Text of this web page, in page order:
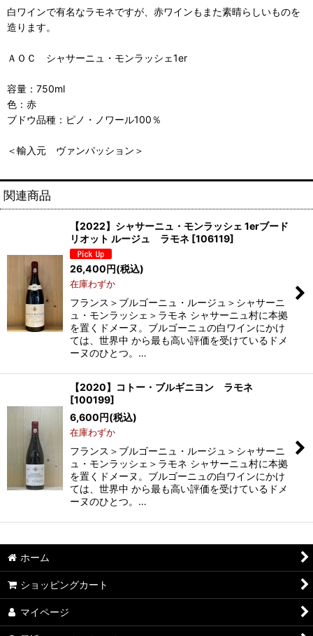
白ワインで有名なラモネですが、赤ワインもまた素晴らしいものを
造ります。
ＡＯＣ シャサーニュ・モンラッシェ1er
容量：750ml
色：赤
ブドウ品種：ピノ・ノワール100％
＜輸入元 ヴァンパッション＞
関連商品
【2022】シャサーニュ・モンラッシェ 1erブード
リオット ルージュ ラモネ [106119]
26,400円(税込)
在庫わずか
フランス＞ブルゴーニュ・ルージュ＞シャサーニ
ュ・モンラッシェ＞ラモネ シャサーニュ村に本拠
を置くドメーヌ。ブルゴーニュの白ワインにかけ
ては、世界中 から最も高い評価を受けているドメ
ーヌのひとつ。…
【2020】コトー・ブルギニヨン ラモネ
[100199]
6,600円(税込)
在庫わずか
フランス＞ブルゴーニュ・ルージュ＞シャサーニ
ュ・モンラッシェ＞ラモネ シャサーニュ村に本拠
を置くドメーヌ。ブルゴーニュの白ワインにかけ
ては、世界中 から最も高い評価を受けているドメ
ーヌのひとつ。…
ホーム
ショッピングカート
マイページ